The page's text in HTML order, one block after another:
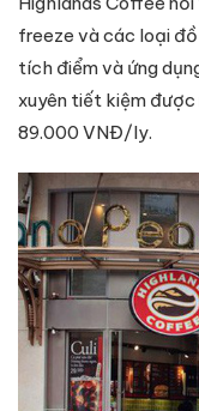
freeze và các loại
tích điểm và ứng
xuyên tiết kiệm được
89.000 VNĐ/ly.